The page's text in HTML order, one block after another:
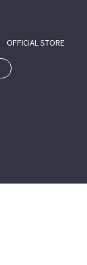
OFFICIAL STORE